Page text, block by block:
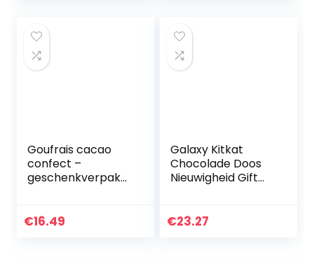
Goufrais cacao
confect –
geschenkverpakki
€16.49
Galaxy Kitkat
Chocolade Doos
Nieuwigheid Gift
Grappige Brutale
€23.27